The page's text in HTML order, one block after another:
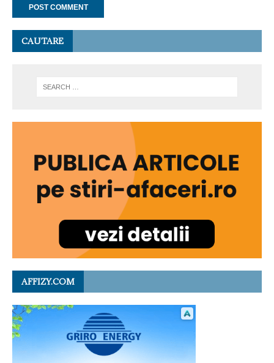
CAUTARE
AFFIZY.COM